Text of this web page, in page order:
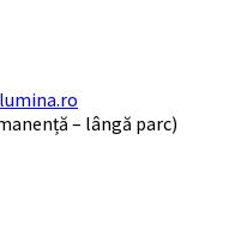
– lângă parc)